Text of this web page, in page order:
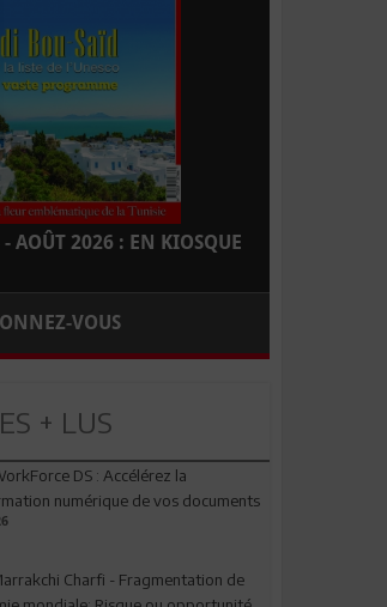
- AOÛT 2026 : EN KIOSQUE
VOUS
+ LUS
DS : Accélérez la
numérique de vos documents
Charfi - Fragmentation de